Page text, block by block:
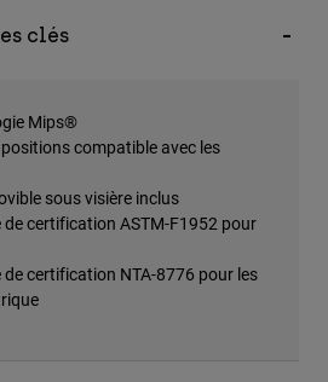
clés
Mips®
compatible avec les
sous visière inclus
certification ASTM-F1952 pour
certification NTA-8776 pour les